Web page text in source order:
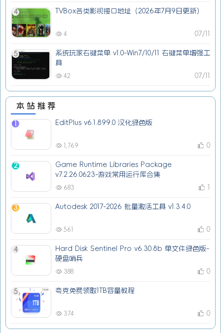
4 TVBox各类影视接口地址（2026年7月9日更新）
07/11
4
5
系统玩家右键菜单 v1.0-Win7/10/11 右键菜单增强工
具
07/11
42
本站推荐
EditPlus v6.1.899.0 汉化绿色版
1,769 0
2
Game Runtime Libraries Package
v7.2.26.0623-游戏常用运行库合集
683
3 Autodesk 2017-2026 批量激活工具 v1.3.4.0
561 0
4
Hard Disk Sentinel Pro v6.30.8b 单文件绿色版-
硬盘哨兵
388 0
5 夸克免费领取1TB容量教程
374 0